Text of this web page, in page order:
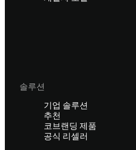
솔루션
기업 솔루션
추천
코브랜딩 제품
공식 리셀러